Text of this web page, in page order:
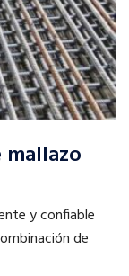
y confiable
de